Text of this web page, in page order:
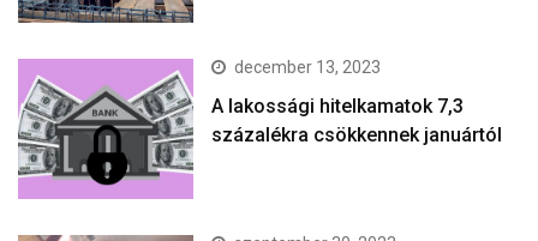
december 13, 2023
A lakossági hitelkamatok 7,3
százalékra csökkennek januártól